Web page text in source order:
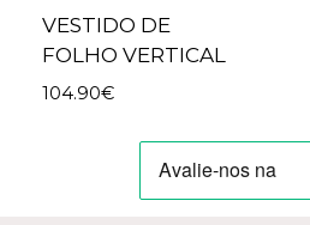
VESTIDO DE
FOLHO VERTICAL
104.90€